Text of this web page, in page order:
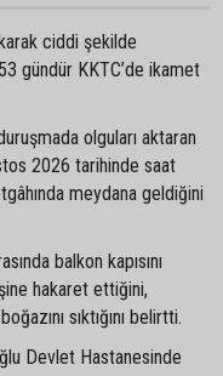
ciddi şekilde
gündür KKTC’de ikamet
olguları aktaran
2026 tarihinde saat
meydana geldiğini
balkon kapısını
hakaret ettiğini,
sıktığını belirtti.
Devlet Hastanesinde